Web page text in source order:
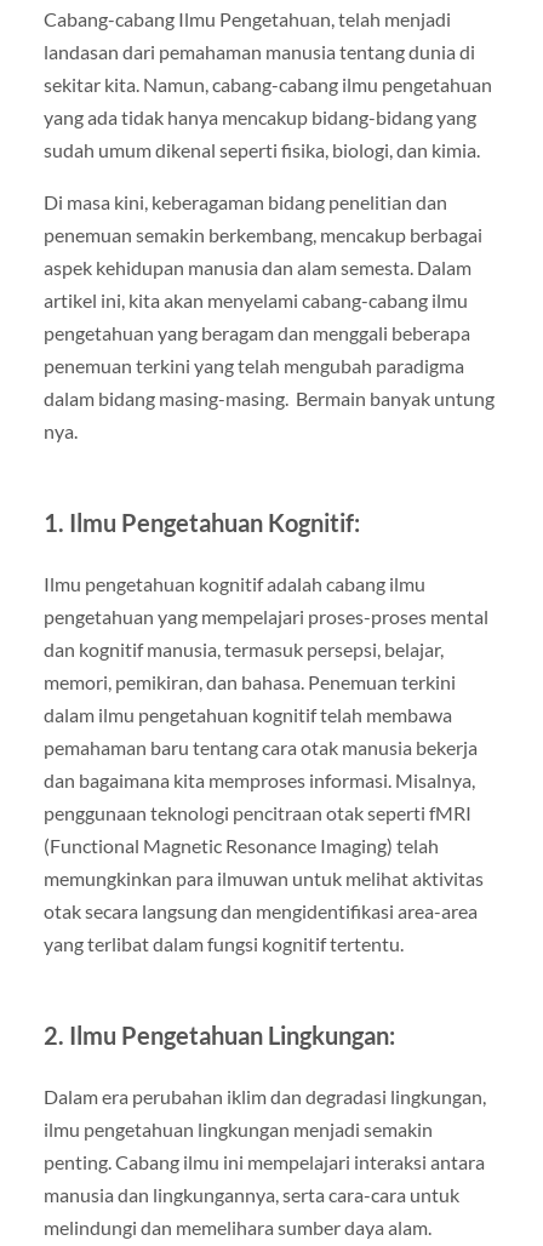
Cabang-cabang Ilmu Pengetahuan, telah menjadi
landasan dari pemahaman manusia tentang dunia di
sekitar kita. Namun, cabang-cabang ilmu pengetahuan
yang ada tidak hanya mencakup bidang-bidang yang
sudah umum dikenal seperti fisika, biologi, dan kimia.
Di masa kini, keberagaman bidang penelitian dan
penemuan semakin berkembang, mencakup berbagai
aspek kehidupan manusia dan alam semesta. Dalam
artikel ini, kita akan menyelami cabang-cabang ilmu
pengetahuan yang beragam dan menggali beberapa
penemuan terkini yang telah mengubah paradigma
dalam bidang masing-masing. Bermain banyak untung
nya.
1. Ilmu Pengetahuan Kognitif:
Ilmu pengetahuan kognitif adalah cabang ilmu
pengetahuan yang mempelajari proses-proses mental
dan kognitif manusia, termasuk persepsi, belajar,
memori, pemikiran, dan bahasa. Penemuan terkini
dalam ilmu pengetahuan kognitif telah membawa
pemahaman baru tentang cara otak manusia bekerja
dan bagaimana kita memproses informasi. Misalnya,
penggunaan teknologi pencitraan otak seperti fMRI
(Functional Magnetic Resonance Imaging) telah
memungkinkan para ilmuwan untuk melihat aktivitas
otak secara langsung dan mengidentifikasi area-area
yang terlibat dalam fungsi kognitif tertentu.
2. Ilmu Pengetahuan Lingkungan:
Dalam era perubahan iklim dan degradasi lingkungan,
ilmu pengetahuan lingkungan menjadi semakin
penting. Cabang ilmu ini mempelajari interaksi antara
manusia dan lingkungannya, serta cara-cara untuk
melindungi dan memelihara sumber daya alam.